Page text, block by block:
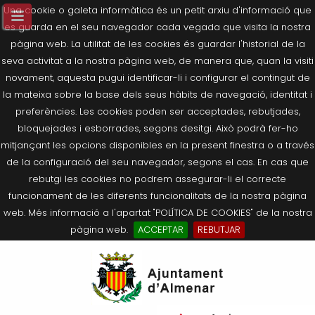
Una cookie o galeta informàtica és un petit arxiu d'informació que
es guarda en el seu navegador cada vegada que visita la nostra
pàgina web. La utilitat de les cookies és guardar l'historial de la
seva activitat a la nostra pàgina web, de manera que, quan la visiti
novament, aquesta pugui identificar-li i configurar el contingut de
la mateixa sobre la base dels seus hàbits de navegació, identitat i
preferències. Les cookies poden ser acceptades, rebutjades,
bloquejades i esborrades, segons desitgi. Això podrà fer-ho
mitjançant les opcions disponibles en la present finestra o a través
de la configuració del seu navegador, segons el cas. En cas que
rebutgi les cookies no podrem assegurar-li el correcte
funcionament de les diferents funcionalitats de la nostra pàgina
web. Més informació a l'apartat "POLÍTICA DE COOKIES" de la nostra
pàgina web.
ACCEPTAR
REBUTJAR
Salutació de l’Alcaldessa
Composició Consistori
Agricultura, Ramaderia i Medi
Què és la Seu Electrònica?
Últimes publicacions